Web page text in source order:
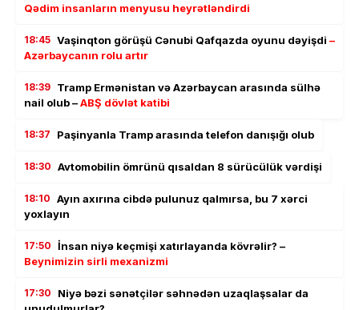
Qədim insanların menyusu heyrətləndirdi
18:45 Vaşinqton görüşü Cənubi Qafqazda oyunu dəyişdi –
Azərbaycanın rolu artır
18:39 Tramp Ermənistan və Azərbaycan arasında sülhə
nail olub –ABŞ dövlət katibi
18:37 Paşinyanla Tramp arasında telefon danışığı olub
18:30 Avtomobilin ömrünü qısaldan 8 sürücülük vərdişi
18:10 Ayın axırına cibdə pulunuz qalmırsa, bu 7 xərci
yoxlayın
17:50 İnsan niyə keçmişi xatırlayanda kövrəlir? –
Beynimizin sirli mexanizmi
17:30
Niyə bəzi sənətçilər səhnədən uzaqlaşsalar da